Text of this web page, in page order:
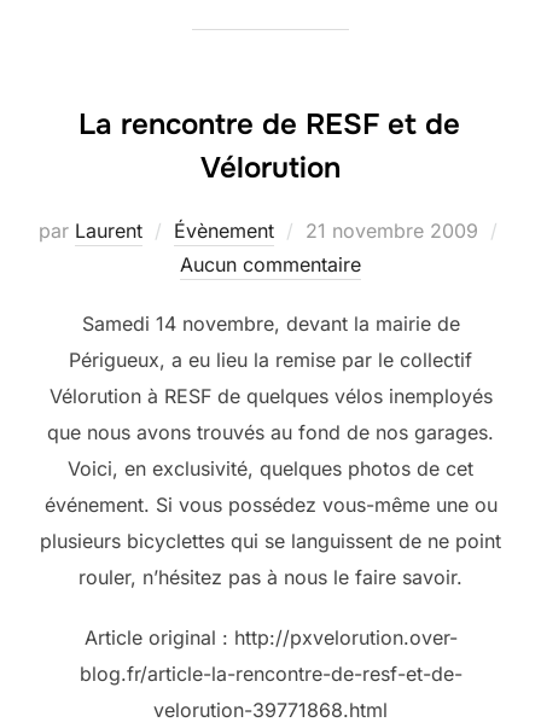
La rencontre de RESF et de
Vélorution
par Laurent Évènement
Publié
le
21 novembre 2009
Aucun commentaire
Samedi 14 novembre, devant la mairie de
Périgueux, a eu lieu la remise par le collectif
Vélorution à RESF de quelques vélos inemployés
que nous avons trouvés au fond de nos garages.
Voici, en exclusivité, quelques photos de cet
événement. Si vous possédez vous-même une ou
plusieurs bicyclettes qui se languissent de ne point
rouler, n’hésitez pas à nous le faire savoir.
Article original : http://pxvelorution.over-
blog.fr/article-la-rencontre-de-resf-et-de-
velorution-39771868.html